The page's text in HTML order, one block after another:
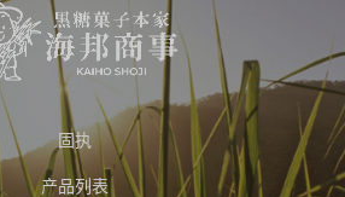
固执
产品列表